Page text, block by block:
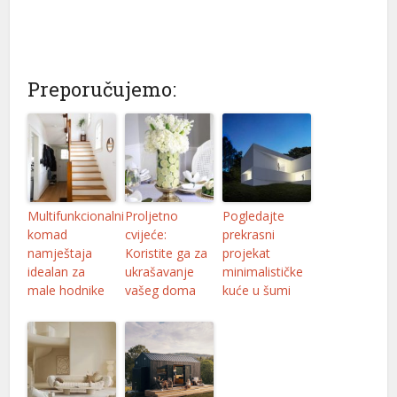
casibom
robinbet
grandpashabet
casibom
vdcasino giriş
sakarya escort
sakarya escort
sakarya escort
fixbet
Preporučujemo:
Multifunkcionalni
komad
namještaja
idealan za
male hodnike
Proljetno
cvijeće:
Koristite ga za
ukrašavanje
vašeg doma
Pogledajte
prekrasni
projekat
minimalističke
kuće u šumi